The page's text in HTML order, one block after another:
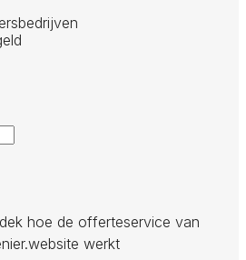
hoe de offerteservice van
werkt